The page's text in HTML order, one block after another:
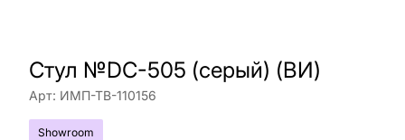
Cтул №DC-505 (серый) (ВИ)
Арт: ИМП-ТВ-110156
Showroom